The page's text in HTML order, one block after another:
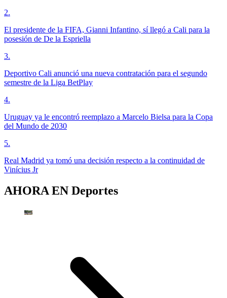
2.
El presidente de la FIFA, Gianni Infantino, sí llegó a Cali para la
posesión de De la Espriella
3.
Deportivo Cali anunció una nueva contratación para el segundo
semestre de la Liga BetPlay
4.
Uruguay ya le encontró reemplazo a Marcelo Bielsa para la Copa
del Mundo de 2030
5.
Real Madrid ya tomó una decisión respecto a la continuidad de
Vinícius Jr
AHORA EN Deportes